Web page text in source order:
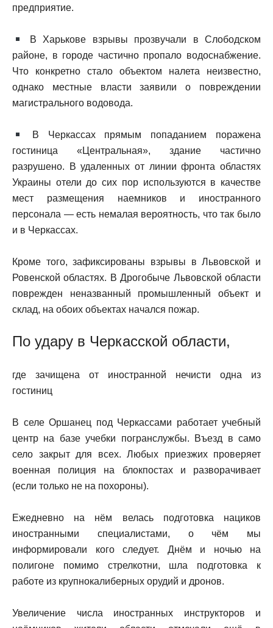
предприятие.
В Харькове взрывы прозвучали в Слободском
районе, в городе частично пропало водоснабжение.
Что конкретно стало объектом налета неизвестно,
однако местные власти заявили о повреждении
магистрального водовода.
В Черкассах прямым попаданием поражена
гостиница «Центральная», здание частично
разрушено. В удаленных от линии фронта областях
Украины отели до сих пор используются в качестве
мест размещения наемников и иностранного
персонала — есть немалая вероятность, что так было
и в Черкассах.
Кроме того, зафиксированы взрывы в Львовской и
Ровенской областях. В Дрогобыче Львовской области
поврежден неназванный промышленный объект и
склад, на обоих объектах начался пожар.
По удару в Черкасской области,
где зачищена от иностранной нечисти одна из
гостиниц
В селе Оршанец под Черкассами работает учебный
центр на базе учебки погранслужбы. Въезд в само
село закрыт для всех. Любых приезжих проверяет
военная полиция на блокпостах и разворачивает
(если только не на похороны).
Ежедневно на нём велась подготовка нациков
иностранными специалистами, о чём мы
информировали кого следует. Днём и ночью на
полигоне помимо стрелкотни, шла подготовка к
работе из крупнокалиберных орудий и дронов.
Увеличение числа иностранных инструкторов и